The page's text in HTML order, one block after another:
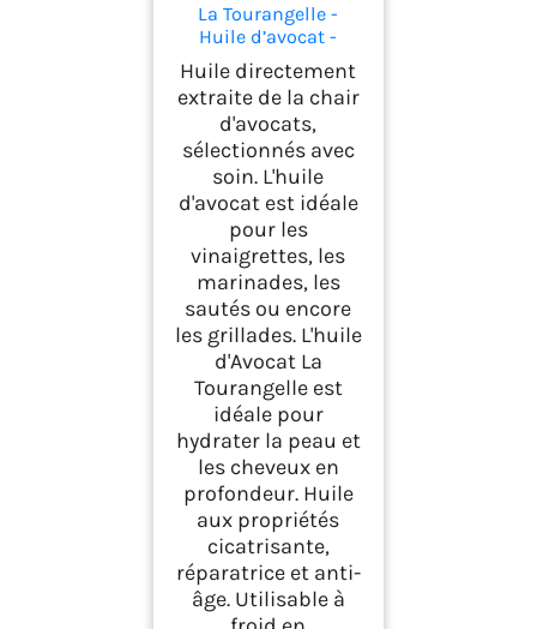
La Tourangelle -
Huile d’avocat -
Extraite de la chair
d'avocats - 250ml
Huile directement
extraite de la chair
d'avocats,
sélectionnés avec
soin. L'huile
d'avocat est idéale
pour les
vinaigrettes, les
marinades, les
sautés ou encore
les grillades. L'huile
d'Avocat La
Tourangelle est
idéale pour
hydrater la peau et
les cheveux en
profondeur. Huile
aux propriétés
cicatrisante,
réparatrice et anti-
âge. Utilisable à